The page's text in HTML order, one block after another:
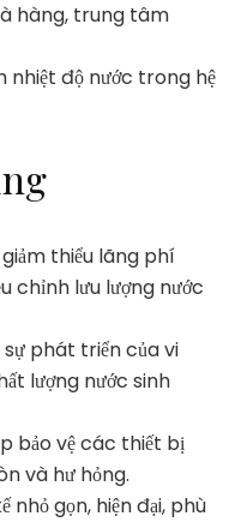
hàng, trung tâm
nhiệt độ nước trong hệ
thiểu lãng phí
chỉnh lưu lượng nước
phát triển của vi
lượng nước sinh
bảo vệ các thiết bị
và hư hỏng.
nhỏ gọn, hiện đại, phù